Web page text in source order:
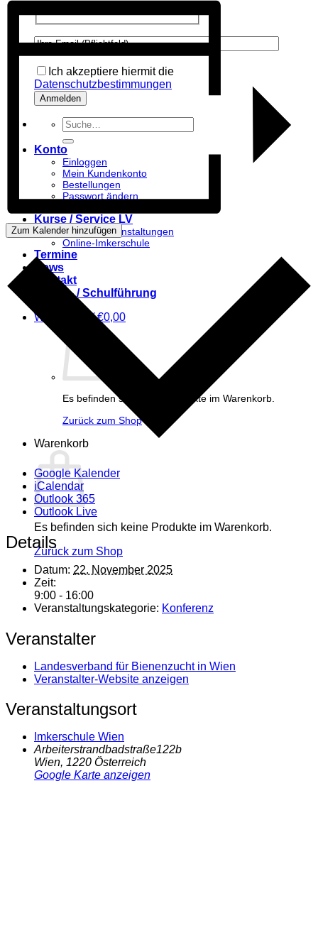
Please leave this field empty.
Please leave this field empty.
Ich akzeptiere hiermit die
Datenschutzbestimmungen
Suche
nach:
Konto
Einloggen
Mein Kundenkonto
Bestellungen
Passwort ändern
Kurse / Service LV
Kurse & Veranstaltungen
Online-Imkerschule
Termine
News
Kontakt
Kinder- / Schulführung
Warenkorb /€0,00
Es befinden sich keine Produkte im Warenkorb.
Zurück zum Shop
Warenkorb
Es befinden sich keine Produkte im Warenkorb.
Zurück zum Shop
Zum Kalender hinzufügen
Google Kalender
iCalendar
Outlook 365
Outlook Live
Details
Datum: 22. November 2025
Zeit:
9:00 - 16:00
Veranstaltungskategorie: Konferenz
Veranstalter
Landesverband für Bienenzucht in Wien
Veranstalter-Website anzeigen
Veranstaltungsort
Imkerschule Wien
Arbeiterstrandbadstraße122b
Wien, 1220 Österreich
Google Karte anzeigen